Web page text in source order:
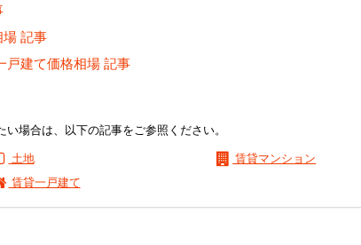
記事
戸建て価格相場 記事
場合は、以下の記事をご参照ください。
土地
賃貸マンション
賃貸一戸建て